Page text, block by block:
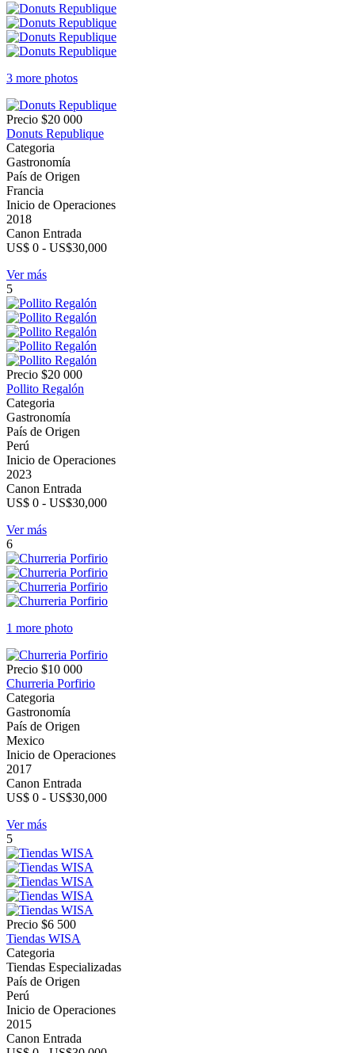
3 more photos
Precio $20 000
Donuts Republique
Categoria
Gastronomía
País de Origen
Francia
Inicio de Operaciones
2018
Canon Entrada
US$ 0 - US$30,000
Ver más
5
Precio $20 000
Pollito Regalón
Categoria
Gastronomía
País de Origen
Perú
Inicio de Operaciones
2023
Canon Entrada
US$ 0 - US$30,000
Ver más
6
1 more photo
Precio $10 000
Churreria Porfirio
Categoria
Gastronomía
País de Origen
Mexico
Inicio de Operaciones
2017
Canon Entrada
US$ 0 - US$30,000
Ver más
5
Precio $6 500
Tiendas WISA
Categoria
Tiendas Especializadas
País de Origen
Perú
Inicio de Operaciones
2015
Canon Entrada